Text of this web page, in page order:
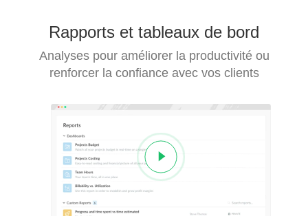
Rapports et tableaux de bord
Analyses pour améliorer la productivité ou
renforcer la confiance avec vos clients